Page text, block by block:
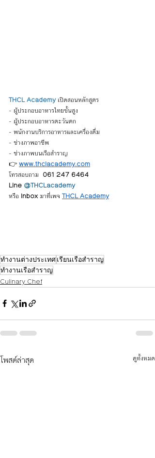
THCL Academy เปิดสอนหลักสูตร
- ผู้ประกอบอาหารไทยขั้นสูง
- ผู้ประกอบอาหารตะวันตก
- พนักงานบริการอาหารและเครื่องดื่ม
- ช่างภาพอาชีพ
- ช่างภาพบนเรือสำราญ
👉 www.thclacademy.com
โทรสอบถาม 061 247 6464
Line @THCLacademy
หรือ Inbox มาที่เพจ THCL Academy
ทำงานต่างประเทศเรียนเรือสำราญ
ทำงานเรือสำราญ
Culinary Chef
โพสต์ล่าสุด ดูทั้งหมด